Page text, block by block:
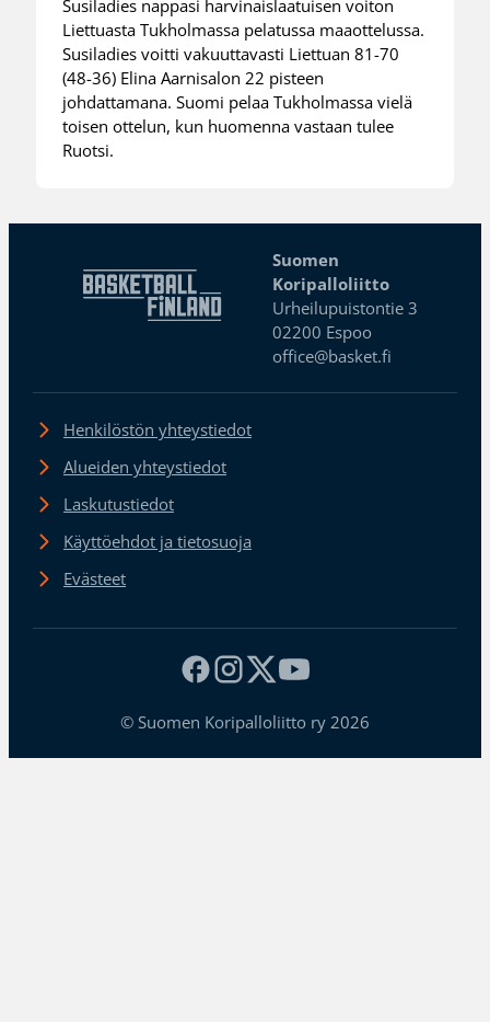
Susiladies nappasi harvinaislaatuisen voiton
Liettuasta Tukholmassa pelatussa maaottelussa.
Susiladies voitti vakuuttavasti Liettuan 81-70
(48-36) Elina Aarnisalon 22 pisteen
johdattamana. Suomi pelaa Tukholmassa vielä
toisen ottelun, kun huomenna vastaan tulee
Ruotsi.
Suomen
Koripalloliitto
Urheilupuistontie 3
02200 Espoo
office@basket.fi
Henkilöstön yhteystiedot
Alueiden yhteystiedot
Laskutustiedot
Käyttöehdot ja tietosuoja
Evästeet
© Suomen Koripalloliitto ry 2026